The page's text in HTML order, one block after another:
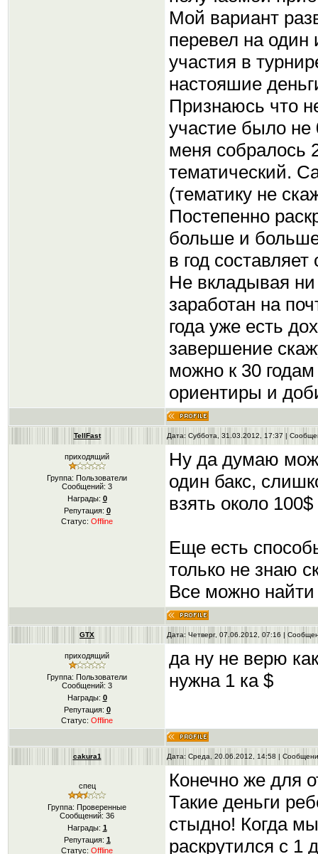
Мой вариант
перевел на один
участия в
настояшие
Признаюсь что
участие было не
меня собралось
тематический.
(тематику не
Постепенно
больше и
в год
Не вкладывая
заработан на
года уже есть
завершение
можно к 30
ориентиры и
TellFast Дата: Суббота, 31.03.2012, 17:37 |
приходящий
Группа: Пользователи
Сообщений: 3
Награды: 0
Репутация: 0
Статус: Offline
Ну да думаю
один бакс,
взять около 100$
Еще есть
только не знаю
Все можно
GTX Дата: Четверг, 07.06.2012, 07:16 |
приходящий
Группа: Пользователи
Сообщений: 3
Награды: 0
Репутация: 0
Статус: Offline
да ну не верю
нужна 1 ка $
cakura1 Дата: Среда, 20.06.2012, 14:58 |
спец
Группа: Проверенные
Сообщений: 36
Награды: 1
Репутация: 1
Статус: Offline
Конечно же для
Такие деньги
стыдно! Когда
раскрутился с 1